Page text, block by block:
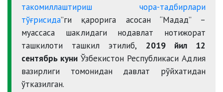
такомиллаштириш чора-тадбирлари
тўғрисида”ги қарорига асосан “Мадад” –
муассаса шаклидаги нодавлат нотижорат
ташкилоти ташкил этилиб, 2019 йил 12
сентябрь куни Ўзбекистон Республикаси Адлия
вазирлиги томонидан давлат рўйхатидан
ўтказилган.